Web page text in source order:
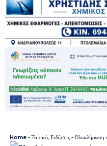
Home - Τοπικές Ειδήσεις - Ολοκλήρωση της